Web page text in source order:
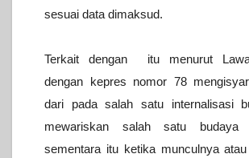
sesuai data dimaksud.
Terkait dengan itu menurut
dengan kepres nomor 78
dari pada salah satu internalisasi
mewariskan salah satu budaya
sementara itu ketika munculnya